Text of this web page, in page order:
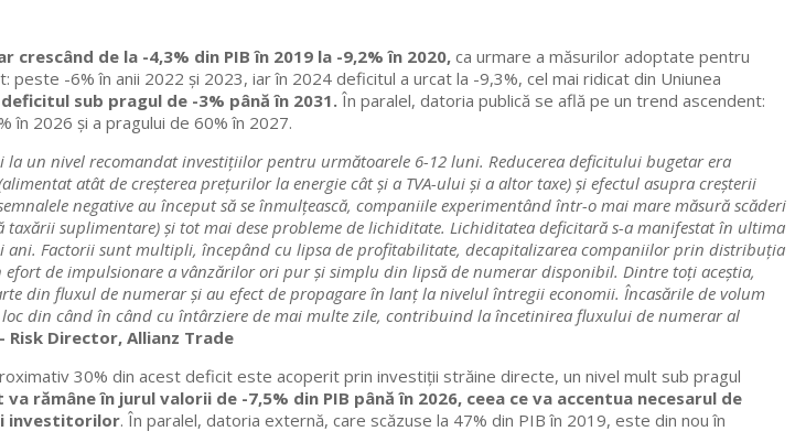
de la -4,3% din PIB în 2019 la -9,2% în 2020, ca urmare a măsurilor adoptate pentru
-6% în anii 2022 și 2023, iar în 2024 deficitul a urcat la -9,3%, cel mai ridicat din Uniunea
sub pragul de -3% până în 2031.În paralel, datoria publică se află pe un trend ascendent:
în 2026 și a pragului de 60% în 2027.
un nivel recomandat investițiilor pentru următoarele 6-12 luni. Reducerea deficitului bugetar era
atât de creșterea prețurilor la energie cât și a TVA-ului și a altor taxe) și efectul asupra creșterii
negative au început să se înmulțească, companiile experimentând într-o mai mare măsură scăderi
suplimentare) și tot mai dese probleme de lichiditate. Lichiditatea deficitară s-a manifestat în ultima
Factorii sunt multipli, începând cu lipsa de profitabilitate, decapitalizarea companiilor prin distribuția
de impulsionare a vânzărilor ori pur și simplu din lipsă de numerar disponibil. Dintre toți aceștia,
din fluxul de numerar și au efect de propagare în lanț la nivelul întregii economii. Încasările de volum
din când în când cu întârziere de mai multe zile, contribuind la încetinirea fluxului de numerar al
Risk Director, Allianz Trade
30% din acest deficit este acoperit prin investiții străine directe, un nivel mult sub pragul
rămâne în jurul valorii de -7,5% din PIB până în 2026, ceea ce va accentua necesarul de
investitorilor. În paralel, datoria externă, care scăzuse la 47% din PIB în 2019, este din nou în